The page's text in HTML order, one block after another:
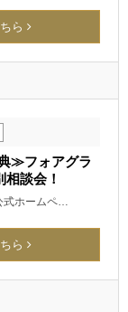
ちら
≫フォアグラ
談会！
式ホームペ…
ちら